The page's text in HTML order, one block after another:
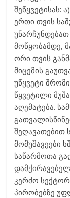
შეწყვეტისას:
ერთი თვის
მოწყობამდე,
ორი თვის
მიცემის
უწყვეტი
წყვეტილი
აღემატება.
შეღავათებით
მომუშავეები
საწარმოთა
კერძო
პირობებზე